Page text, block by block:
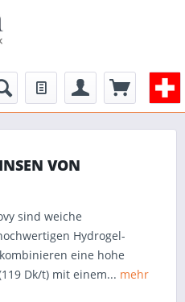
VON
sind weiche
Hydrogel-
eine hohe
Dk/t) mit einem... mehr